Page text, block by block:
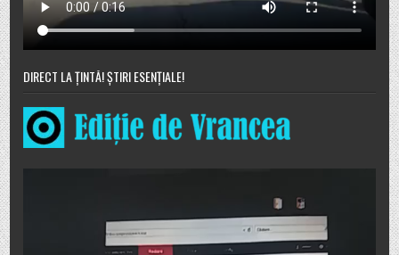
DIRECT LA ȚINTĂ! ȘTIRI ESENȚIALE!